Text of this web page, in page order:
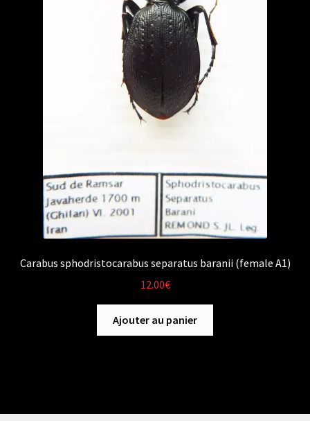
Carabus sphodristocarabus separatus baranii (female A1)
12.00€
Ajouter au panier